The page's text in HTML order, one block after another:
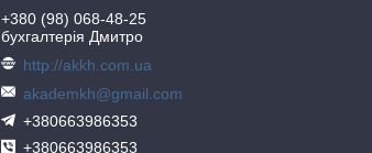
+380 (98) 068-48-25
бухгалтерія Дмитро
http://akkh.com.ua
akademkh@gmail.com
+380663986353
+380663986353